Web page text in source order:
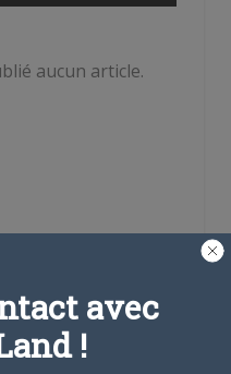
aucun article.
Créer un
compte
avec
!